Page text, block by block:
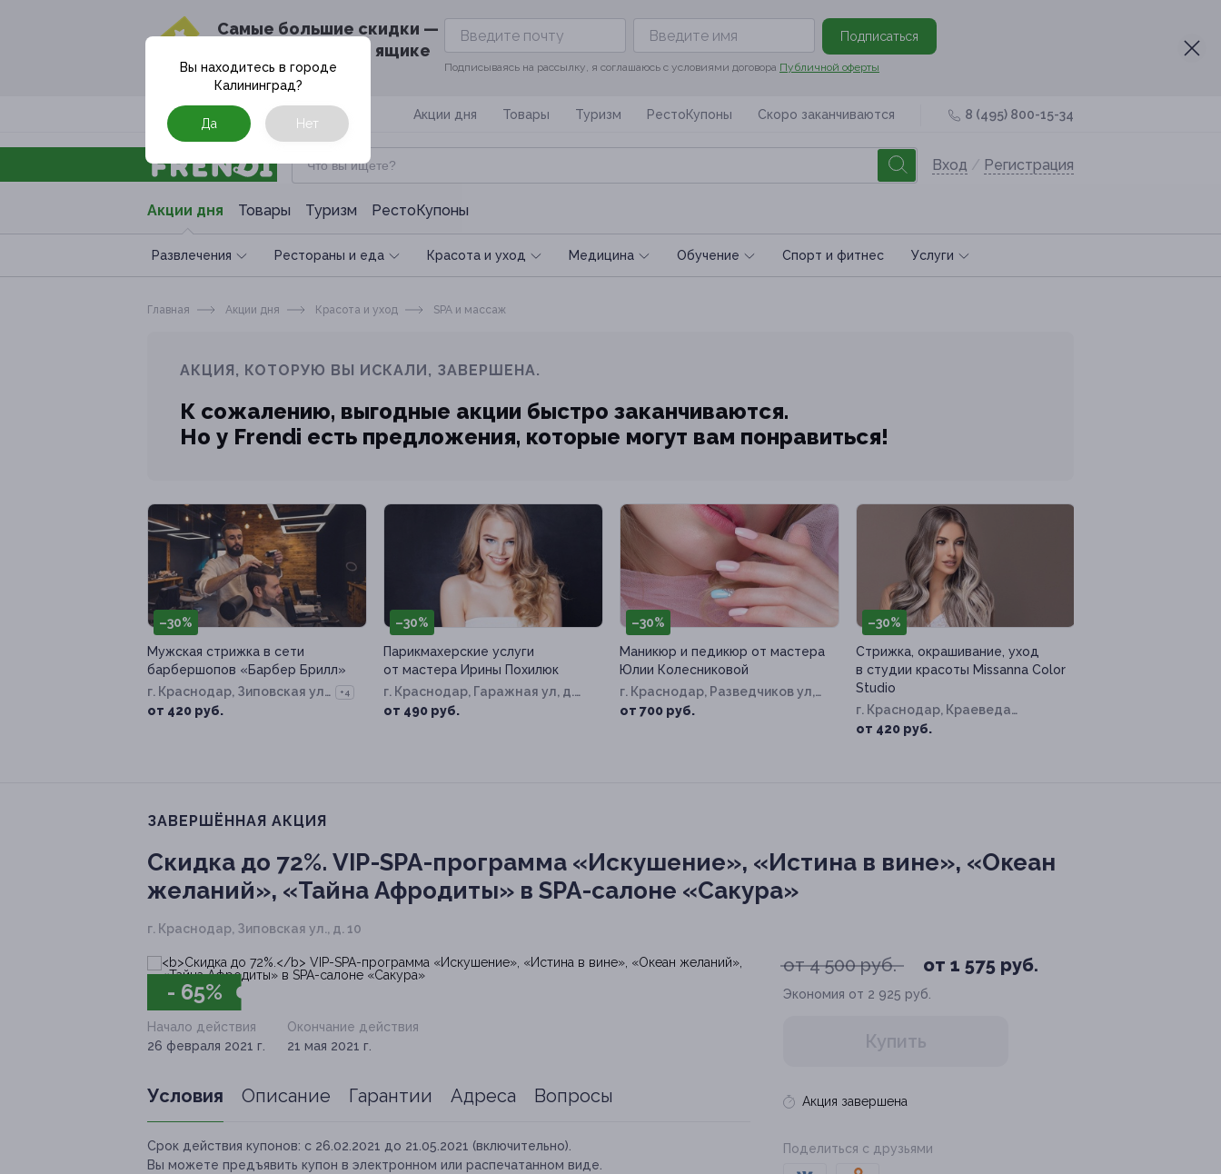
Cамые большие скидки —
в твоём почтовом ящике
Подписаться
Подписываясь на рассылку, я соглашаюсь с условиями договора Публичной оферты
Москва Акции дня Товары Туризм РестоКупоны Скоро заканчиваются 8 (495) 800-15-34
Вход / Регистрация
Акции дня Товары Туризм РестоКупоны
Развлечения Рестораны и еда Красота и уход Медицина Обучение Спoрт и фитнес Услуги
Вы находитесь в городе
Калининград?
Да Нет
Главная Акции дня Красота и уход SPA и массаж
АКЦИЯ, КОТОРУЮ ВЫ ИСКАЛИ, ЗАВЕРШЕНА.
К сожалению, выгодные акции быстро заканчиваются.
Но у Frendi есть предложения, которые могут вам понравиться!
–30%
Мужская стрижка в сети
барбершопов «Барбер Брилл»
г. Краснодар, Зиповская ул,
д. 23
+4
от 420 руб.
–30%
Парикмахерские услуги
от мастера Ирины Похилюк
г. Краснодар, Гаражная ул, д.
81/8
от 490 руб.
–30%
Маникюр и педикюр от мастера
Юлии Колесниковой
г. Краснодар, Разведчиков ул,
д. 40
от 700 руб.
–30%
Стрижка, окрашивание, уход
в студии красоты Missanna Color
Studio
г. Краснодар, Краеведа
Соловьёва ул, д. 6, к. 1
от 420 руб.
ЗАВЕРШЁННАЯ АКЦИЯ
Скидка до 72%. VIP-SPA-программа «Искушение», «Истина в вине», «Океан
желаний», «Тайна Афродиты» в SPA-салоне «Сакура»
г. Краснодар, Зиповская ул., д. 10
- 65%
от 4 500 руб. от 1 575 руб.
Экономия от 2 925 руб.
Купить
Акция завершена
Поделиться с друзьями
Начало действия
26 февраля 2021 г.
Окончание действия
21 мая 2021 г.
Условия Описание Гарантии Адреса Вопросы
Срок действия купонов: с 26.02.2021 до 21.05.2021 (включительно).
Вы можете предъявить купон в электронном или распечатанном виде.